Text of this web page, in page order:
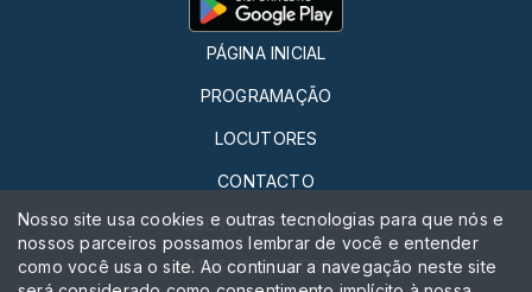
PÁGINA INICIAL
PROGRAMAÇÃO
LOCUTORES
CONTACTO
QUERO FAZER RÁDIO
ESTATUTO EDITORIAL
Nosso site usa cookies e outras tecnologias para que nós e
nossos parceiros possamos lembrar de você e entender
como você usa o site. Ao continuar a navegação neste site